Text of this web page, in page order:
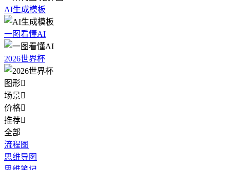
AI生成模板
一图看懂AI
2026世界杯
图形
场景
价格
推荐
全部
流程图
思维导图